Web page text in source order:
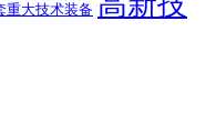
重大技术装备